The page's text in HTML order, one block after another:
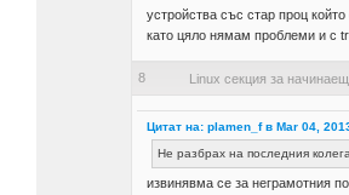
устройства със стар проц
като цяло нямам проблеми и с
8 Linux секция за
Цитат на: plamen_f в Mar 04,
Не разбрах на последния
извинявма се за неграмотния